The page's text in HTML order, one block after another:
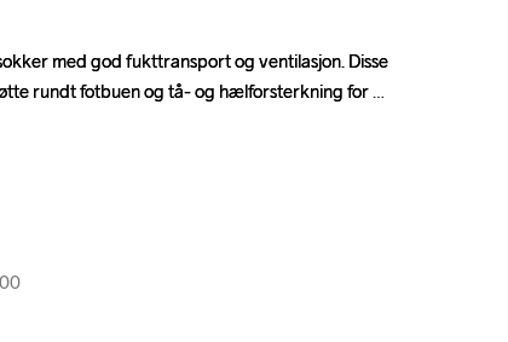
med god fukttransport og ventilasjon. Disse
rundt fotbuen og tå- og hælforsterkning for
med god fukttransport og ventilasjon. Disse
rundt fotbuen og tå- og hælforsterkning for